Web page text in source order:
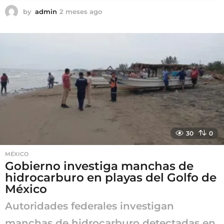
by admin 2 meses ago
a
g
o
30 0
MÉXICO
Gobierno investiga manchas de
hidrocarburo en playas del Golfo de
México
Autoridades federales investigan